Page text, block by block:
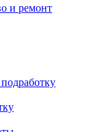
и ремонт